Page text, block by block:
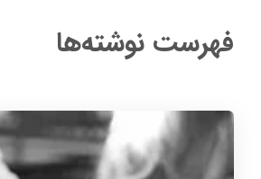
فهرست نوشته‌ها